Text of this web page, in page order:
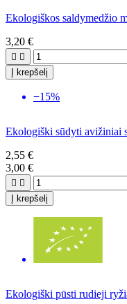
Ekologiškos saldymedžio
3,20 €
 
Į krepšelį
−15%
Ekologiški sūdyti avižiniai
2,55 €
3,00 €
 
Į krepšelį
Ekologiški pūsti rudieji